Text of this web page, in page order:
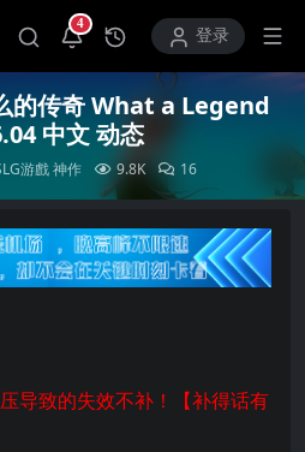
4
打开通知中心登录
的传奇 What a Legend
中文 动态
游戲神作 9.8K 16
导致的失效不补！【补得话有